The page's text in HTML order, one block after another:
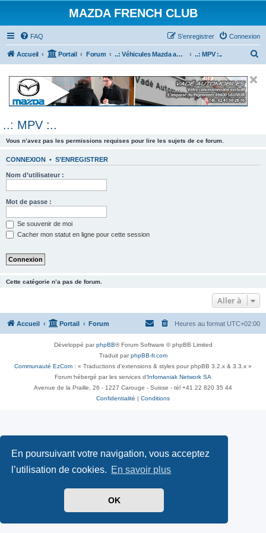
En poursuivant votre navigation, vous acceptez
l’utilisation de cookies. En savoir plus
OK
MAZDA FRENCH CLUB
FAQ Connexion
S’enregistrer
Accueil Portail Forum ..: Véhicules Mazda ancien (<2003) :.. ..: MPV :..
e
..: MPV :..
Vous n’avez pas les permissions requises pour lire les sujets de ce forum.
CONNEXION • S’ENREGISTRER
Nom d’utilisateur :
Mot de passe :
Se souvenir de moi
Cacher mon statut en ligne pour cette session
Cette catégorie n’a pas de forum.
Aller à
Accueil Portail Forum Heures au format UTC+02:00
Développé parphpBB® Forum Software © phpBB Limited
Traduit parphpBB-fr.com
Communauté EzCom : « Traductions d'extensions & styles pour phpBB 3.2.x & 3.3.x »
Forum hébergé par les services d’ Infomaniak Network SA
Avenue de la Praille, 26 - 1227 Carouge - Suisse - tél +41 22 820 35 44
Confidentialité
Conditions